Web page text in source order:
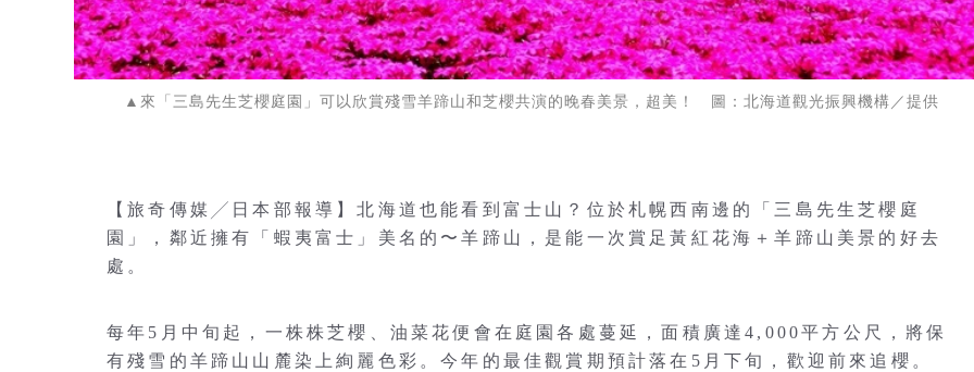
▲來「三島先生芝櫻庭園」可以欣賞殘雪羊蹄山和芝櫻共演的晚春美景，超美！ 圖：北海道觀光振興機構／提供
【旅奇傳媒╱日本部報導】北海道也能看到富士山？位於札幌西南邊的「三島先生芝櫻庭
園」，鄰近擁有「蝦夷富士」美名的〜羊蹄山，是能一次賞足黃紅花海＋羊蹄山美景的好去
處。
每年5月中旬起，一株株芝櫻、油菜花便會在庭園各處蔓延，面積廣達4,000平方公尺，將保
有殘雪的羊蹄山山麓染上絢麗色彩。今年的最佳觀賞期預計落在5月下旬，歡迎前來追櫻。